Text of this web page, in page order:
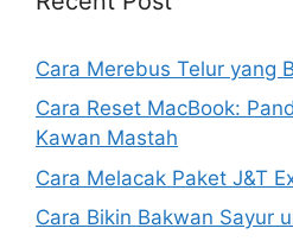
Cara Merebus Telur yang
Cara Reset MacBook:
Kawan Mastah
Cara Melacak Paket J&T
Cara Bikin Bakwan Sayur